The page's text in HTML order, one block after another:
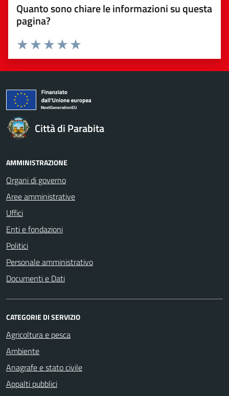
Quanto sono chiare le informazioni su questa
pagina?
Valuta da 1 a 5 stelle la pagina
Valuta 5 stelle su 5
Valuta 4 stelle su 5
Valuta 3 stelle su 5
Valuta 2 stelle su 5
Valuta 1 stelle su 5
Città di Parabita
AMMINISTRAZIONE
Organi di governo
Aree amministrative
Uffici
Enti e fondazioni
Politici
Personale amministrativo
Documenti e Dati
CATEGORIE DI SERVIZIO
Agricoltura e pesca
Ambiente
Anagrafe e stato civile
Appalti pubblici